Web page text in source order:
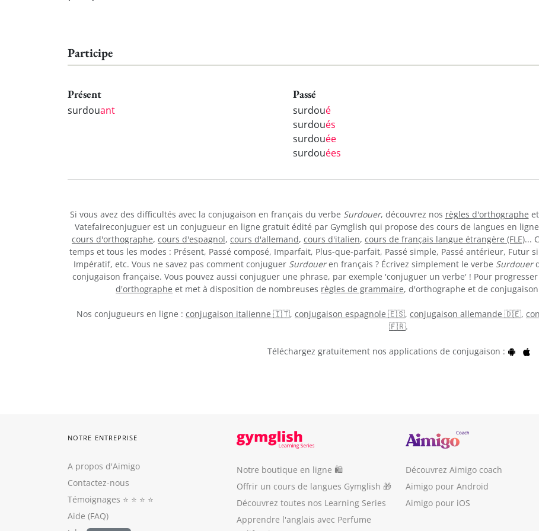
Participe
Présent
surdouant
Passé
surdoué
surdoués
surdouée
surdouées
Si vous avez des difficultés avec la conjugaison en français du verbe Surdouer, découvrez nos règles d'orthographe et
Vatefaireconjuguer est un conjugueur en ligne gratuit édité par Gymglish qui propose des cours de langues en ligne
cours d'orthographe, cours d'espagnol, cours d'allemand, cours d'italien, cours de français langue étrangère (FLE)...
temps et tous les modes : Présent, Passé composé, Imparfait, Plus-que-parfait, Passé simple, Passé antérieur,
Impératif, etc. Vous ne savez pas comment conjuguer Surdoueren français ? Écrivez simplement le verbe Surdouer
conjugaison française. Vous pouvez aussi conjuguer une phrase, par exemple 'conjuguer un verbe' ! Pour
d'orthographe et met à disposition de nombreuses règles de grammaire, d'orthographe et de
Nos conjugueurs en ligne : conjugaison italienne 🇮🇹, conjugaison espagnole 🇪🇸, conjugaison allemande 🇩🇪,
🇫🇷.
Téléchargez gratuitement nos applications de conjugaison :
NOTRE ENTREPRISE
A propos d'Aimigo
Contactez-nous
Témoignages ⭐️ ⭐️ ⭐️ ⭐️
Aide (FAQ)
Notre boutique en ligne 🛍
Offrir un cours de langues Gymglish 🎁
Découvrez toutes nos Learning Series
Apprendre l'anglais avec Perfume
Découvrez Aimigo coach
Aimigo pour Android
Aimigo pour iOS